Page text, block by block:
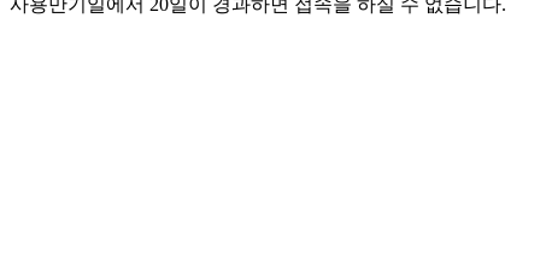
사용만기일에서 20일이 경과하면 접속을 하실 수 없습니다.